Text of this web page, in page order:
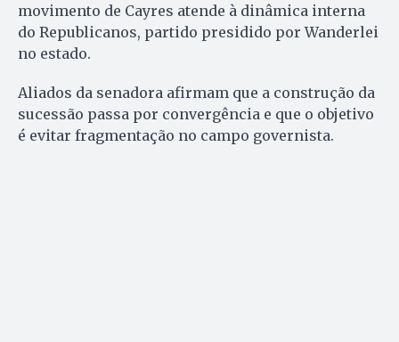
movimento de Cayres atende à dinâmica interna
do Republicanos, partido presidido por Wanderlei
no estado.
Aliados da senadora afirmam que a construção da
sucessão passa por convergência e que o objetivo
é evitar fragmentação no campo governista.